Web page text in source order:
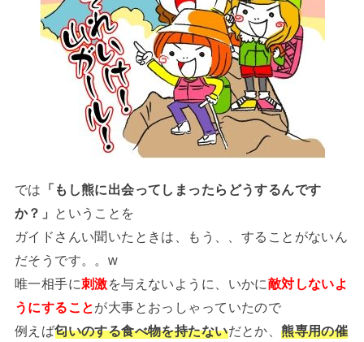
では 「もし熊に出会ってしまったらどうするんです
か？」
ということを
ガイドさんい聞いたときは、もう、、することがないん
だそうです。。w
唯一相手に刺激を与えないように、いかに敵対しないよ
うにすることが大事とおっしゃっていたので
例えば匂いのする食べ物を持たないだとか、熊専用の催